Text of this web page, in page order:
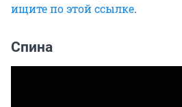
ищите по этой ссылке.
Спина